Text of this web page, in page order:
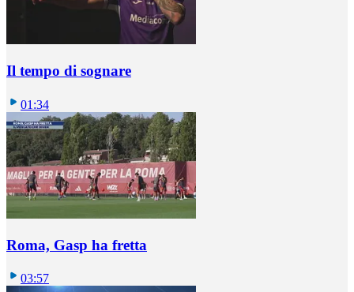
Il tempo di sognare
01:34
Roma, Gasp ha fretta
03:57